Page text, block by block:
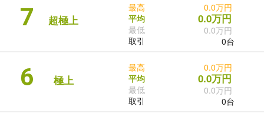
7 超極上
最高
平均
最低
取引
0.0万円
0.0万円
0.0万円
0台
6 極上
最高
平均
最低
取引
0.0万円
0.0万円
0.0万円
0台